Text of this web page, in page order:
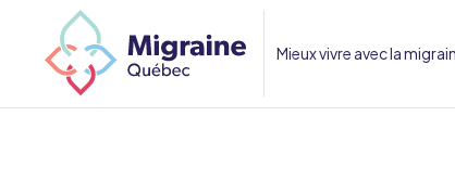
Mieux vivre avec la